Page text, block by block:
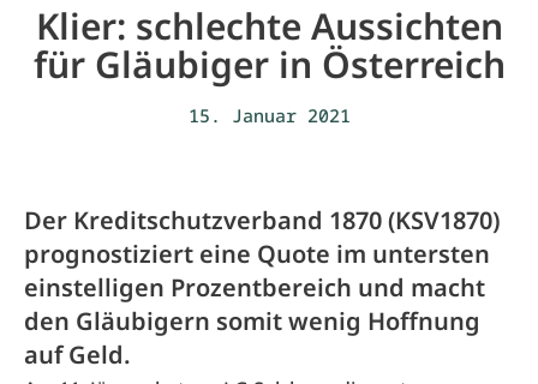
Klier: schlechte Aussichten
für Gläubiger in Österreich
15. Januar 2021
Der Kreditschutzverband 1870 (KSV1870)
prognostiziert eine Quote im untersten
einstelligen Prozentbereich und macht
den Gläubigern somit wenig Hoffnung
auf Geld.